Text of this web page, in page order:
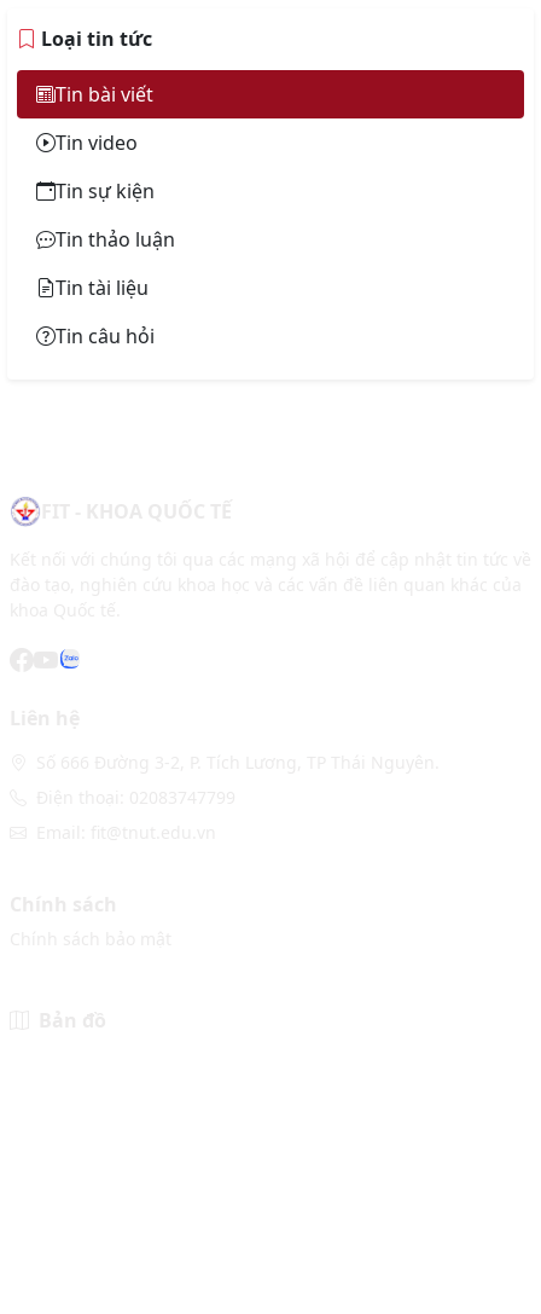
Loại tin tức
Tin bài viết
Tin video
Tin sự kiện
Tin thảo luận
Tin tài liệu
Tin câu hỏi